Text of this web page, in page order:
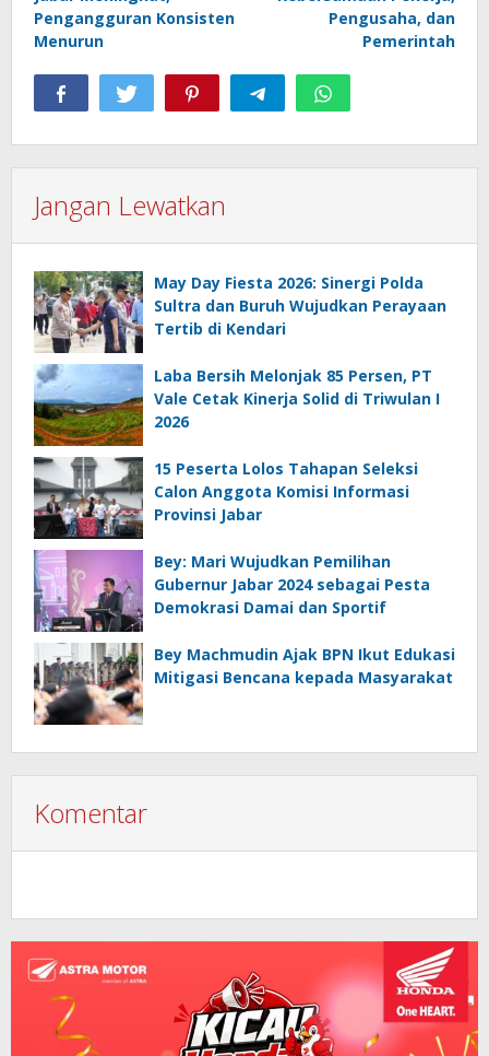
Pengangguran Konsisten
Menurun
Pengusaha, dan
Pemerintah
Jangan Lewatkan
May Day Fiesta 2026: Sinergi Polda
Sultra dan Buruh Wujudkan Perayaan
Tertib di Kendari
Laba Bersih Melonjak 85 Persen, PT
Vale Cetak Kinerja Solid di Triwulan I
2026
15 Peserta Lolos Tahapan Seleksi
Calon Anggota Komisi Informasi
Provinsi Jabar
Bey: Mari Wujudkan Pemilihan
Gubernur Jabar 2024 sebagai Pesta
Demokrasi Damai dan Sportif
Bey Machmudin Ajak BPN Ikut Edukasi
Mitigasi Bencana kepada Masyarakat
Komentar